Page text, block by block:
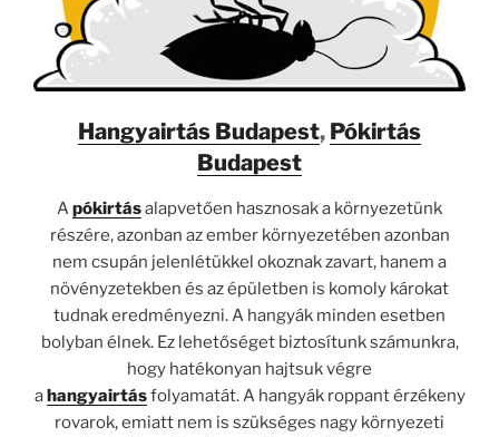
Hangyairtás Budapest, Pókirtás
Budapest
Apókirtásalapvetően hasznosak a környezetünk
részére, azonban az ember környezetében azonban
nem csupán jelenlétükkel okoznak zavart, hanem a
növényzetekben és az épületben is komoly károkat
tudnak eredményezni. A hangyák minden esetben
bolyban élnek. Ez lehetőséget biztosítunk számunkra,
hogy hatékonyan hajtsuk végre
ahangyairtásfolyamatát. A hangyák roppant érzékeny
rovarok, emiatt nem is szükséges nagy környezeti